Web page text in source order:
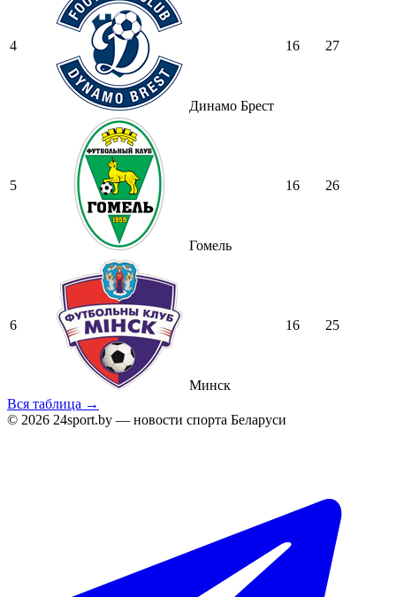
4
Динамо Брест
16 27
5
Гомель
16 26
6
Минск
16 25
Вся таблица →
© 2026 24sport.by — новости спорта Беларуси